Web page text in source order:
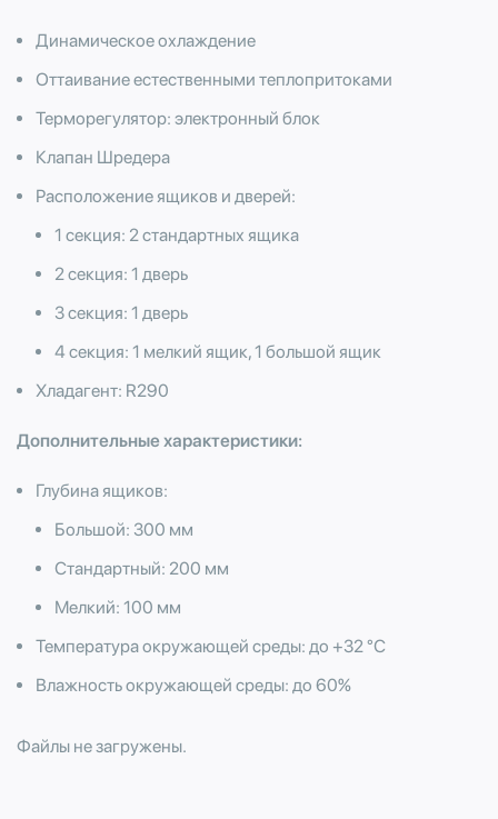
Динамическое охлаждение
Оттаивание естественными теплопритоками
Терморегулятор: электронный блок
Клапан Шредера
Расположение ящиков и дверей:
1 секция: 2 стандартных ящика
2 секция: 1 дверь
3 секция: 1 дверь
4 секция: 1 мелкий ящик, 1 большой ящик
Хладагент: R290
Дополнительные характеристики:
Глубина ящиков:
Большой: 300 мм
Стандартный: 200 мм
​Мелкий: 100 мм
Температура окружающей среды: до +32 °С
Влажность окружающей среды: до 60%
Файлы не загружены.